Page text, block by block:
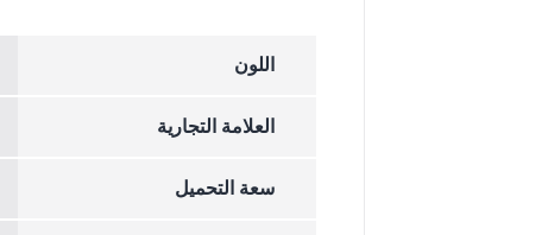
اللون
العلامة التجارية
سعة التحميل